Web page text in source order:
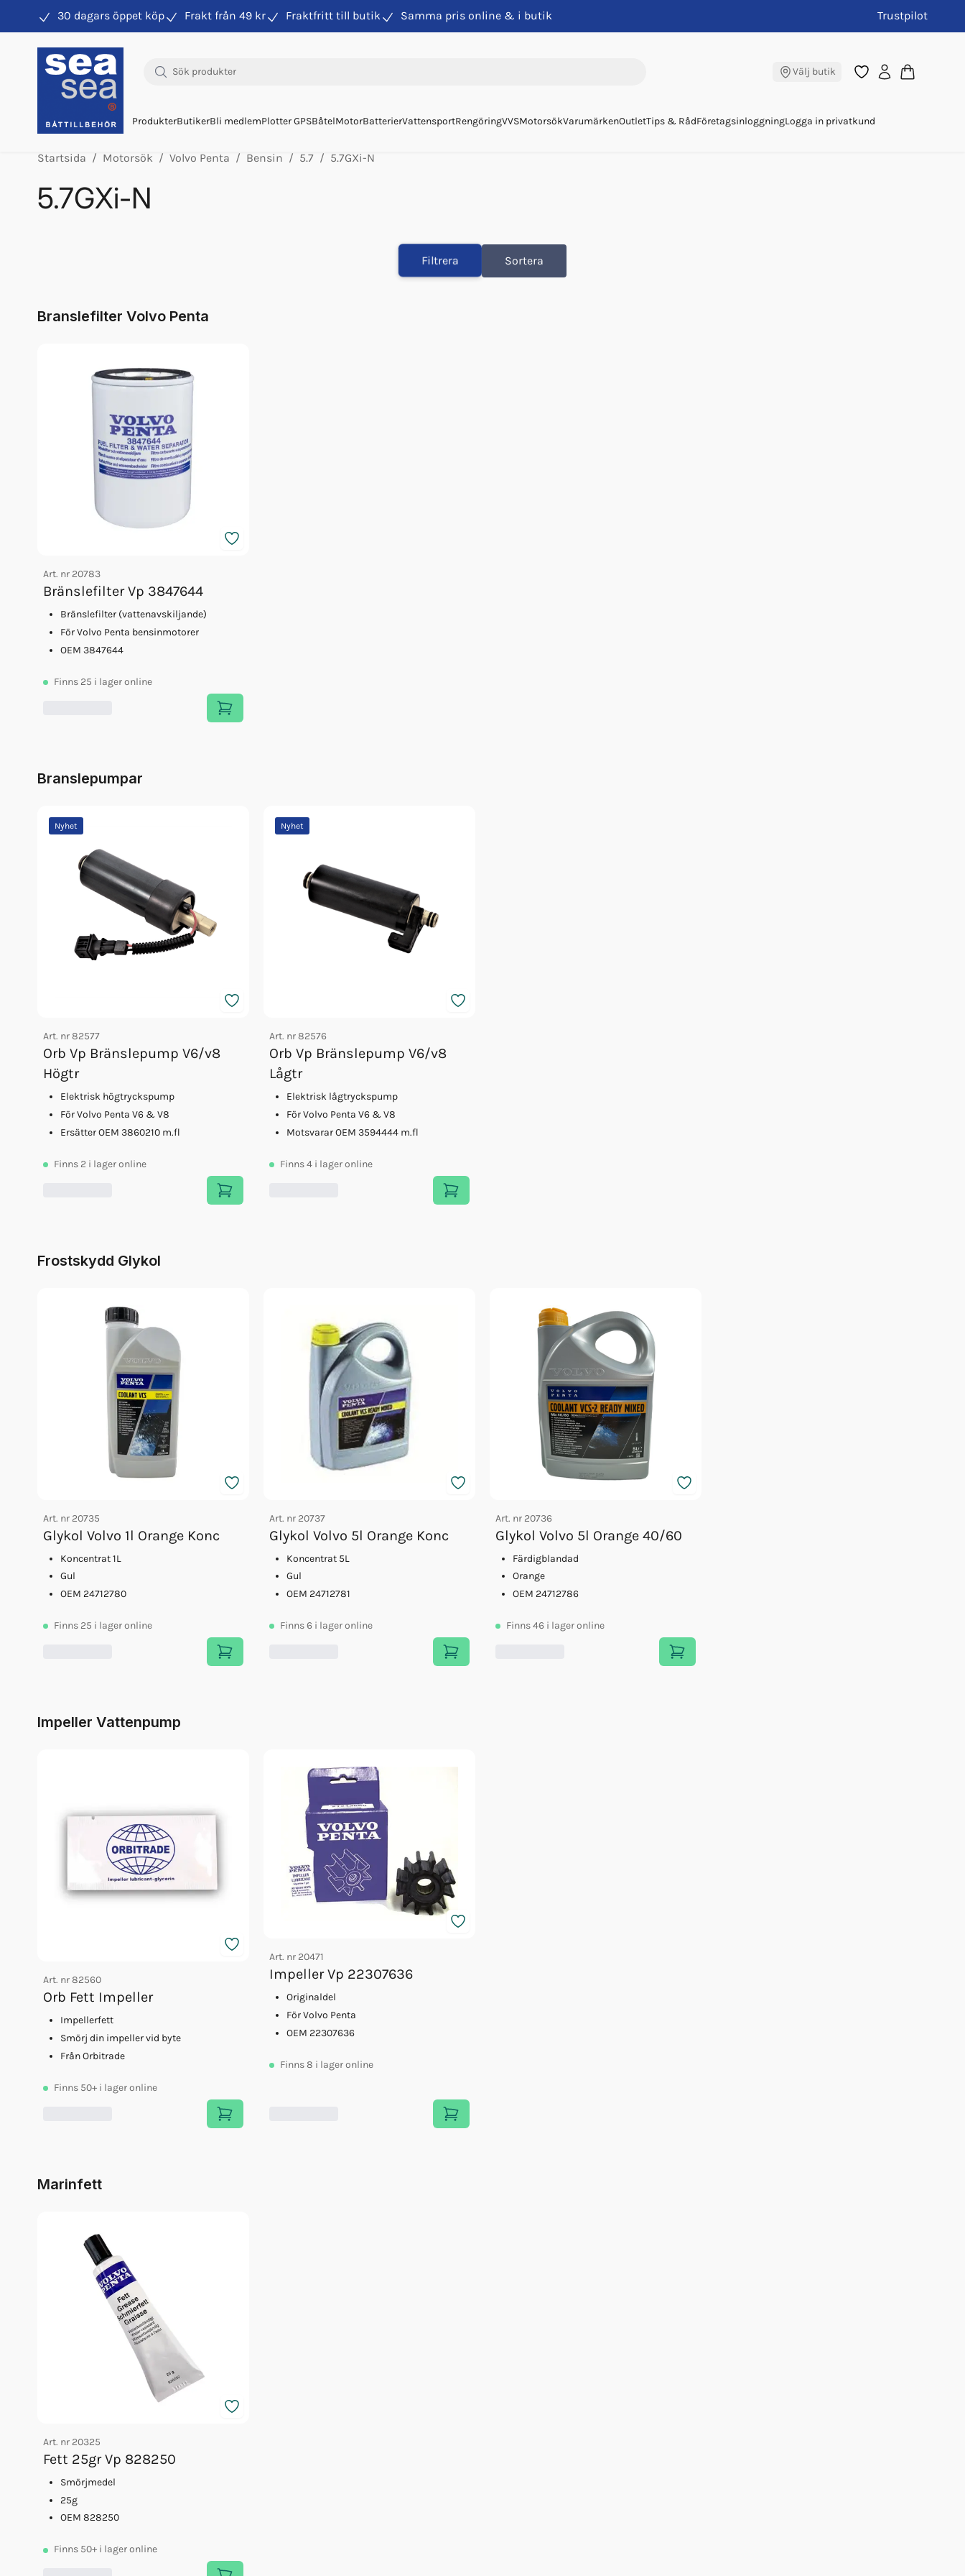
30 dagars öppet köp Frakt från 49 kr Fraktfritt till butik Samma pris online & i butik Trustpilot
Välj butik
ProdukterButikerBli medlemPlotter GPSBåtelMotorBatterierVattensportRengöringVVSMotorsökVarumärkenOutletTips & RådFöretagsinloggningLogga in privatkund
Hitta rätt produkter till din båtmotor
Startsida Motorsök Volvo Penta Bensin 5.7 5.7GXi-N
5.7GXi-N
Glykol Volvo 5l Orange Konc
Impeller Vp 22307636
Fett 25gr Vp 828250
Filtrera Sortera
Branslefilter Volvo Penta
Art. nr 20783
Bränslefilter Vp 3847644
Bränslefilter (vattenavskiljande)
För Volvo Penta bensinmotorer
OEM 3847644
Finns 25 i lager online
Branslepumpar
Nyhet
Art. nr82577
Orb Vp Bränslepump V6/v8
Högtr
Elektrisk högtryckspump
För Volvo Penta V6 & V8
Ersätter OEM 3860210 m.fl
Finns 2 i lager online
Nyhet
Art. nr82576
Orb Vp Bränslepump V6/v8
Lågtr
Elektrisk lågtryckspump
För Volvo Penta V6 & V8
Motsvarar OEM 3594444 m.fl
Finns4 i lager online
Frostskydd Glykol
Art. nr 20735
Glykol Volvo 1l Orange Konc
Koncentrat 1L
Gul
OEM 24712780
Finns 25 i lager online
Art. nr 20737
Glykol Volvo 5l Orange Konc
Koncentrat 5L
Gul
OEM 24712781
Finns6 i lager online
Art. nr 20736
Glykol Volvo 5l Orange 40/60
Färdigblandad
Orange
OEM 24712786
Finns46 i lager online
Impeller Vattenpump
Art. nr82560
Orb Fett Impeller
Impellerfett
Smörj din impeller vid byte
Från Orbitrade
Finns 50+ i lager online
Art. nr 20471
Impeller Vp 22307636
Originaldel
För Volvo Penta
OEM 22307636
Finns8 i lager online
Marinfett
Art. nr 20325
Fett 25gr Vp 828250
Smörjmedel
25g
OEM 828250
Finns 50+ i lager online